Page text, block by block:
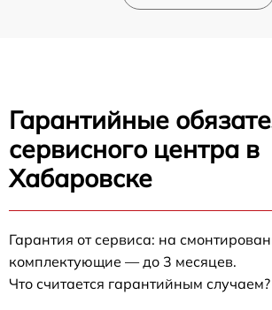
Гарантийные
сервисного центра в
Хабаровске
Гарантия от сервиса: на
комплектующие — до 3 месяцев.
Что считается гарантийным случаем?